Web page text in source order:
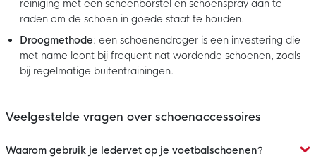
reiniging met een schoenborstel en schoenspray aan te
raden om de schoen in goede staat te houden.
Droogmethode: een schoenendroger is een investering die
met name loont bij frequent nat wordende schoenen, zoals
bij regelmatige buitentrainingen.
Veelgestelde vragen over schoenaccessoires
Waarom gebruik je ledervet op je voetbalschoenen?